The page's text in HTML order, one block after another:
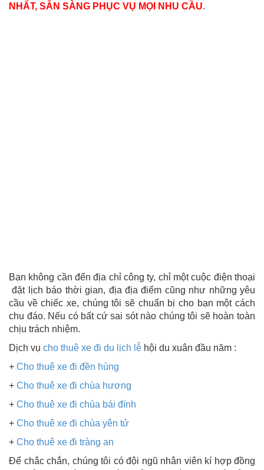
NHẤT, SẴN SÀNG PHỤC VỤ MỌI NHU CẦU.
Bạn không cần đến địa chỉ công ty, chỉ một cuộc điện thoại
đặt lịch báo thời gian, địa địa điểm cũng như những yêu
cầu về chiếc xe, chúng tôi sẽ chuẩn bị cho bạn một cách
chu đáo. Nếu có bất cứ sai sót nào chúng tôi sẽ hoàn toàn
chịu trách nhiệm.
Dịch vụ cho thuê xe đi du lịch lễ hội du xuân đầu năm :
+ Cho thuê xe đi đền hùng
+ Cho thuê xe đi chùa hương
+ Cho thuê xe đi chùa bái đính
+ Cho thuê xe đi chùa yên tử
+ Cho thuê xe đi tràng an
Để chắc chắn, chúng tôi có đội ngũ nhân viên kí hợp đồng